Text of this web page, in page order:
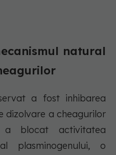
natural
a fost inhibarea
dizolvare a cheagurilor
a blocat activitatea
plasminogenului, o